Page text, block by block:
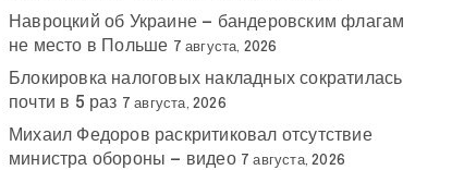
Навроцкий об Украине — бандеровским флагам
не место в Польше 7 августа, 2026
Блокировка налоговых накладных сократилась
почти в 5 раз 7 августа, 2026
Михаил Федоров раскритиковал отсутствие
министра обороны — видео 7 августа, 2026